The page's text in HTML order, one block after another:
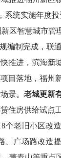
系统实施年度投
新区智慧城市管
编制完成 ，联
推进 ，滨海新
项目落地，福州
景。 老城更新
住房供给试点
个老旧小区改造
、广场路改造